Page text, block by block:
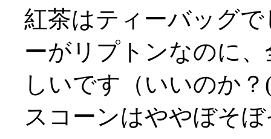
紅茶はティーバッグ
ーがリプトンなのに
しいです（いいのか
スコーンはややぼそ